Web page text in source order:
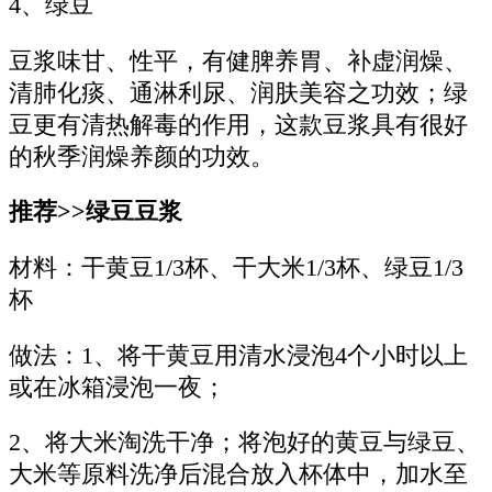
4、绿豆
豆浆味甘、性平，有健脾养胃、补虚润燥、
清肺化痰、通淋利尿、润肤美容之功效；绿
豆更有清热解毒的作用，这款豆浆具有很好
的秋季润燥养颜的功效。
推荐>>绿豆豆浆
材料：干黄豆1/3杯、干大米1/3杯、绿豆1/3
杯
做法：1、将干黄豆用清水浸泡4个小时以上
或在冰箱浸泡一夜；
2、将大米淘洗干净；将泡好的黄豆与绿豆、
大米等原料洗净后混合放入杯体中，加水至